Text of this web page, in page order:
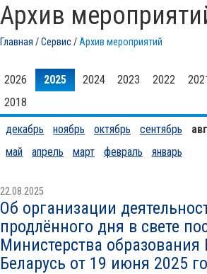
Архив
Главная /Сервис/Архив мероприятий
2026 2025 2024 2023 2022
2018
декабрь
ноябрь октябрь сентябрь
май
апрель март февраль январь
22.08.2025
Об организации
продлённого дня в свете
Министерства образования
Беларусь от 19 июня 2025